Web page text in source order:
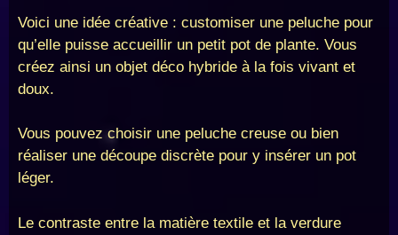
Voici une idée créative : customiser une peluche pour
qu’elle puisse accueillir un petit pot de plante. Vous
créez ainsi un objet déco hybride à la fois vivant et
doux.
Vous pouvez choisir une peluche creuse ou bien
réaliser une découpe discrète pour y insérer un pot
léger.
Le contraste entre la matière textile et la verdure